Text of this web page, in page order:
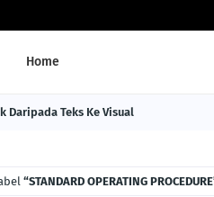
Home
Daripada Teks Ke Visual
STANDARD OPERATING PROCEDURE